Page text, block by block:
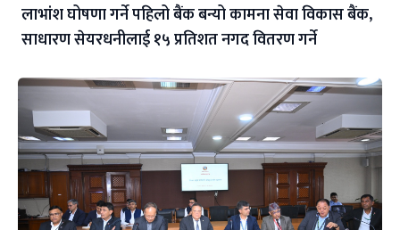
लाभांश घोषणा गर्ने पहिलो बैंक बन्यो कामना सेवा विकास बैंक,
साधारण सेयरधनीलाई १५ प्रतिशत नगद वितरण गर्ने